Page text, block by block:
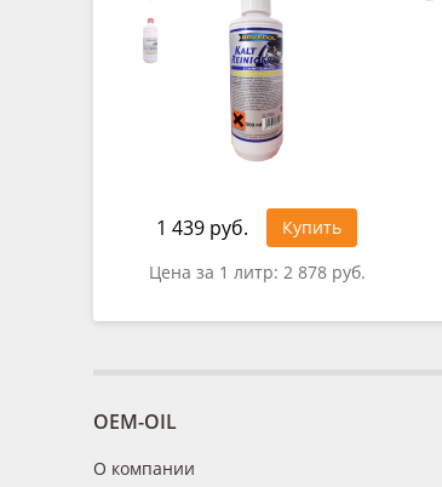
1 439 руб.
Купить
Цена за 1 литр: 2 878 руб.
OEM-OIL
О компании